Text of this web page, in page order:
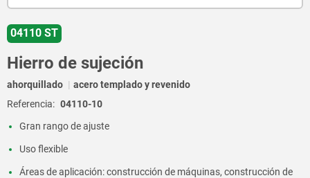
04110 ST
Hierro de sujeción
ahorquillado
acero templado y revenido
Referencia: 04110-10
Gran rango de ajuste
Uso flexible
Áreas de aplicación: construcción de máquinas, construcción de